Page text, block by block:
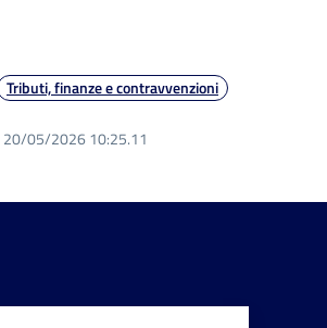
Tributi, finanze e contravvenzioni
20/05/2026 10:25.11